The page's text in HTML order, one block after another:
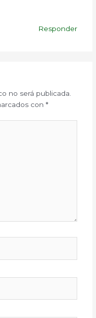
Responder
no será publicada.
con *